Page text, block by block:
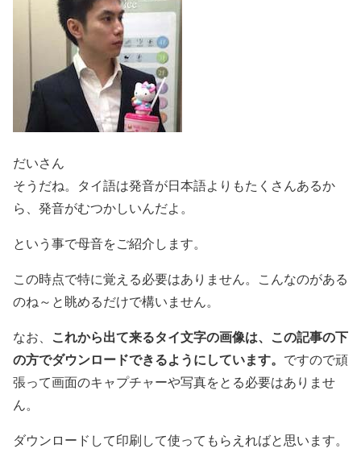
だいさん
そうだね。タイ語は発音が日本語よりもたくさんあるか
ら、発音がむつかしいんだよ。
という事で母音をご紹介します。
この時点で特に覚える必要はありません。こんなのがある
のね～と眺めるだけで構いません。
なお、 これから出て来るタイ文字の画像は、この記事の下
の方でダウンロードできるようにしています。 ですので頑
張って画面のキャプチャーや写真をとる必要はありませ
ん。
ダウンロードして印刷して使ってもらえればと思います。